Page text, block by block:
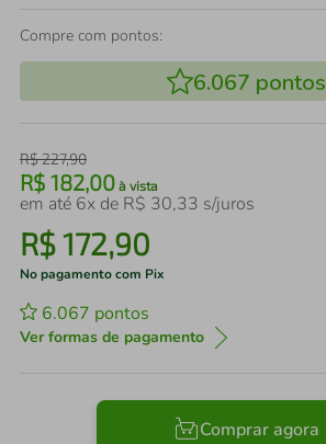
Compre com pontos:
6.067 pontos
R$227,90
R$ 182,00 à vista
em até 6x de R$ 30,33 s/juros
R$172,90
No pagamento com Pix
6.067 pontos
Ver formas de pagamento
Comprar agora